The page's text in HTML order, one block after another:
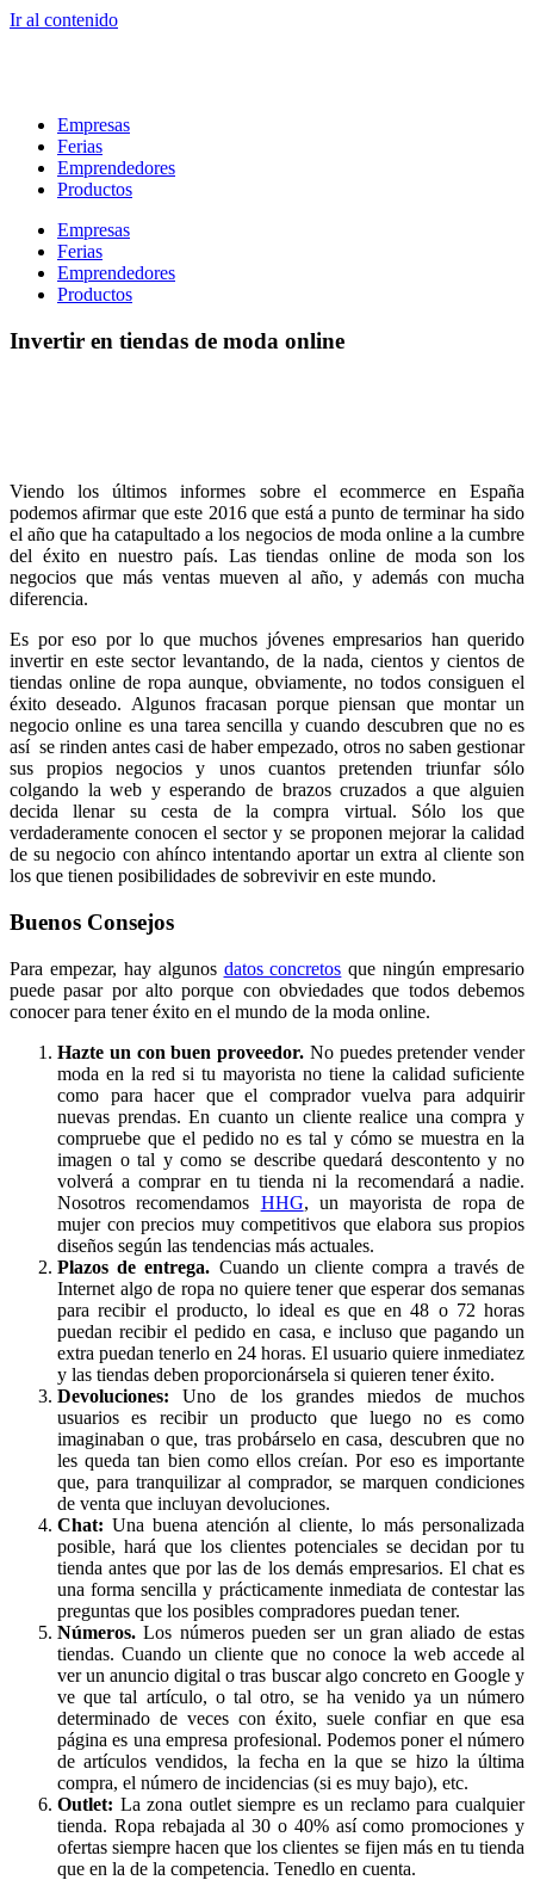
Ir al contenido
Empresas
Ferias
Emprendedores
Productos
Empresas
Ferias
Emprendedores
Productos
Invertir en tiendas de moda online
Viendo los últimos informes sobre el ecommerce en España
podemos afirmar que este 2016 que está a punto de terminar ha sido
el año que ha catapultado a los negocios de moda online a la cumbre
del éxito en nuestro país. Las tiendas online de moda son los
negocios que más ventas mueven al año, y además con mucha
diferencia.
Es por eso por lo que muchos jóvenes empresarios han querido
invertir en este sector levantando, de la nada, cientos y cientos de
tiendas online de ropa aunque, obviamente, no todos consiguen el
éxito deseado. Algunos fracasan porque piensan que montar un
negocio online es una tarea sencilla y cuando descubren que no es
así se rinden antes casi de haber empezado, otros no saben gestionar
sus propios negocios y unos cuantos pretenden triunfar sólo
colgando la web y esperando de brazos cruzados a que alguien
decida llenar su cesta de la compra virtual. Sólo los que
verdaderamente conocen el sector y se proponen mejorar la calidad
de su negocio con ahínco intentando aportar un extra al cliente son
los que tienen posibilidades de sobrevivir en este mundo.
Buenos Consejos
Para empezar, hay algunos datos concretos que ningún empresario
puede pasar por alto porque con obviedades que todos debemos
conocer para tener éxito en el mundo de la moda online.
Hazte un con buen proveedor. No puedes pretender vender
moda en la red si tu mayorista no tiene la calidad suficiente
como para hacer que el comprador vuelva para adquirir
nuevas prendas. En cuanto un cliente realice una compra y
compruebe que el pedido no es tal y cómo se muestra en la
imagen o tal y como se describe quedará descontento y no
volverá a comprar en tu tienda ni la recomendará a nadie.
Nosotros recomendamos HHG, un mayorista de ropa de
mujer con precios muy competitivos que elabora sus propios
diseños según las tendencias más actuales.
Plazos de entrega. Cuando un cliente compra a través de
Internet algo de ropa no quiere tener que esperar dos semanas
para recibir el producto, lo ideal es que en 48 o 72 horas
puedan recibir el pedido en casa, e incluso que pagando un
extra puedan tenerlo en 24 horas. El usuario quiere inmediatez
y las tiendas deben proporcionársela si quieren tener éxito.
Devoluciones: Uno de los grandes miedos de muchos
usuarios es recibir un producto que luego no es como
imaginaban o que, tras probárselo en casa, descubren que no
les queda tan bien como ellos creían. Por eso es importante
que, para tranquilizar al comprador, se marquen condiciones
de venta que incluyan devoluciones.
Chat: Una buena atención al cliente, lo más personalizada
posible, hará que los clientes potenciales se decidan por tu
tienda antes que por las de los demás empresarios. El chat es
una forma sencilla y prácticamente inmediata de contestar las
preguntas que los posibles compradores puedan tener.
Números.Los números pueden ser un gran aliado de estas
tiendas. Cuando un cliente que no conoce la web accede al
ver un anuncio digital o tras buscar algo concreto en Google y
ve que tal artículo, o tal otro, se ha venido ya un número
determinado de veces con éxito, suele confiar en que esa
página es una empresa profesional. Podemos poner el número
de artículos vendidos, la fecha en la que se hizo la última
compra, el número de incidencias (si es muy bajo), etc.
Outlet: La zona outlet siempre es un reclamo para cualquier
tienda. Ropa rebajada al 30 o 40% así como promociones y
ofertas siempre hacen que los clientes se fijen más en tu tienda
que en la de la competencia. Tenedlo en cuenta.